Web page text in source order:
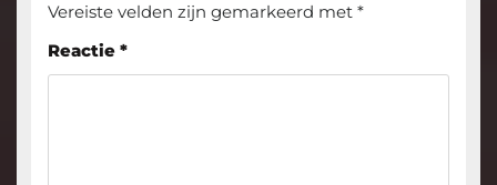
Vereiste velden zijn gemarkeerd met *
Reactie *